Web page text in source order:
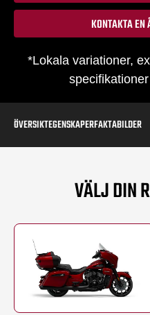
KONTAKTA EN
*Lokala variationer,
ÖVERSIKTEGENSKAPERFAKTABILDER
VÄLJ DIN